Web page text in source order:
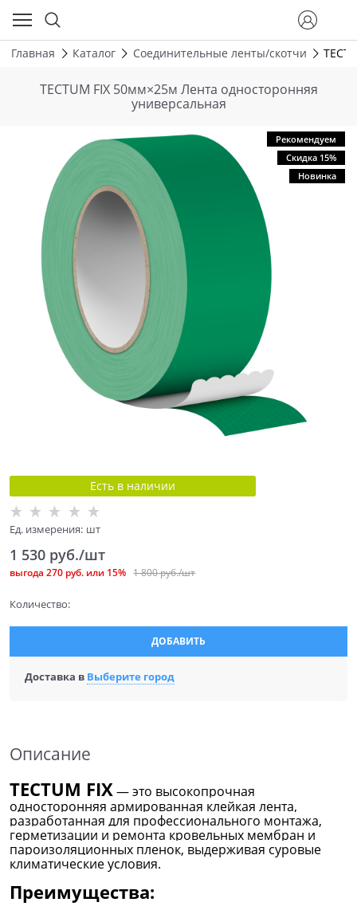
Главная Каталог Соединительные ленты/скотчи
TECTUM FIX 50мм×25м Лента односторонняя
универсальная
Рекомендуем
Скидка 15%
Новинка
Есть в наличии
Ед. измерения: шт
1 800 руб./шт
1 530 руб./шт
выгода 270 руб. или 15%
Количество:
ДОБАВИТЬ
Доставка в Выберите город
Описание
TECTUM FIX — это высокопрочная
односторонняя армированная клейкая лента,
разработанная для профессионального монтажа,
герметизации и ремонта кровельных мембран и
пароизоляционных пленок, выдерживая суровые
климатические условия.
Преимущества: